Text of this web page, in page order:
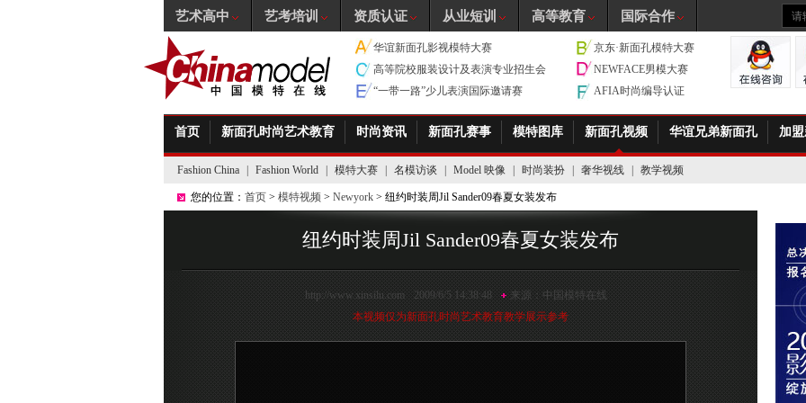
华谊新面孔影视模特大赛
京东·新面孔模特大赛
高等院校服装设计及表演专业招生会
NEWFACE男模大赛
“一带一路”少儿表演国际邀请赛
AFIA时尚编导认证
首页 新面孔时尚艺术教育 时尚资讯 新面孔赛事 模特图库 新面孔视频 华谊兄弟新面孔 加
Fashion China Fashion World 模特大赛 名模访谈 Model 映像 时尚装扮 奢华视线 教学视频
您的位置： 首页 > 模特视频 > Newyork > 纽约时装周Jil Sander09春夏女装发布
纽约时装周Jil Sander09春夏女装发布
http://www.xinsilu.com 2009/6/5 14:38:48 来源： 中国模特在线
本视频仅为新面孔时尚艺术教育教学展示参考
艺术高中 艺考培训 资质认证 从业短训 高等教育 国际合作